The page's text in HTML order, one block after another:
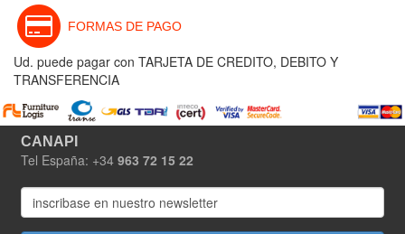
FORMAS DE PAGO
Ud. puede pagar con TARJETA DE CREDITO, DEBITO Y
TRANSFERENCIA
CANAPI
Tel España: +34 963 72 15 22